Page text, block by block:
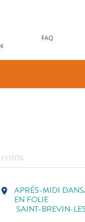
FAQ
FOTOS
location_on APRÈS-MIDI
EN FOLIE
SAINT-BREVIN-